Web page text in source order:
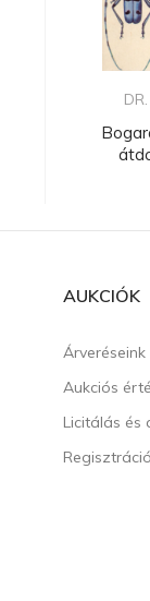
AUKCIÓK
Árveréseink
Aukciós
Licitálás és
Regisztráció